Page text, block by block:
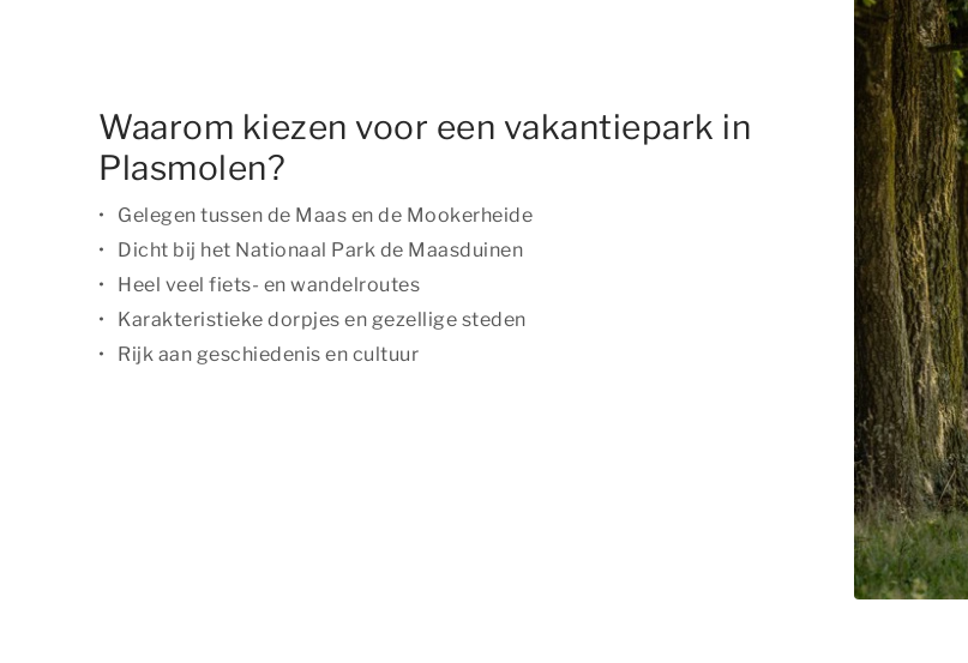
Waarom kiezen voor een vakantiepark in
Plasmolen?
Gelegen tussen de Maas en de Mookerheide
Dicht bij het Nationaal Park de Maasduinen
Heel veel fiets- en wandelroutes
Karakteristieke dorpjes en gezellige steden
Rijk aan geschiedenis en cultuur